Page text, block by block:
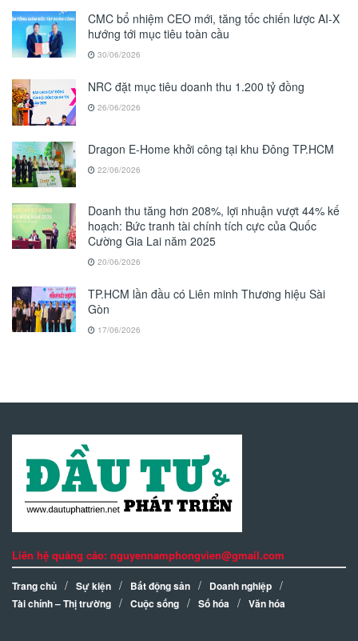
CMC bổ nhiệm CEO mới, tăng tốc chiến lược AI-X
hướng tới mục tiêu toàn cầu
30/06/2026
NRC đặt mục tiêu doanh thu 1.200 tỷ đồng
26/06/2026
Dragon E-Home khởi công tại khu Đông TP.HCM
22/06/2026
Doanh thu tăng hơn 208%, lợi nhuận vượt 44% kế
hoạch: Bức tranh tài chính tích cực của Quốc
Cường Gia Lai năm 2025
20/06/2026
TP.HCM lần đầu có Liên minh Thương hiệu Sài
Gòn
17/06/2026
Liên hệ quảng cáo: nguyennamphongvien@gmail.com
Trang chủ Sự kiện Bất động sản
Doanh nghiệp
Tài chính – Thị trường
Cuộc sống Số hóa Văn hóa